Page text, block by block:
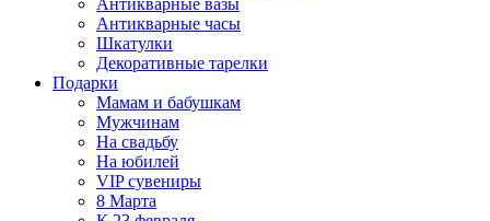
Антикварные вазы
Антикварные часы
Шкатулки
Декоративные тарелки
Подарки
Мамам и бабушкам
Мужчинам
На свадьбу
На юбилей
VIP сувениры
8 Марта